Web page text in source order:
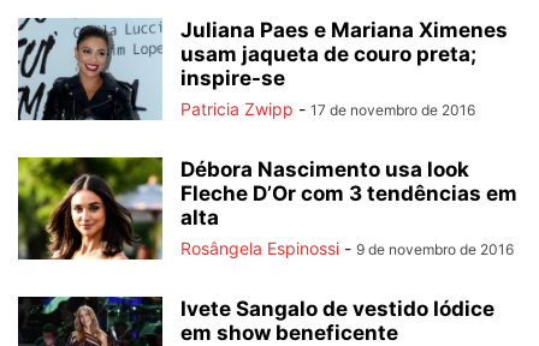
Juliana Paes e Mariana Ximenes
usam jaqueta de couro preta;
inspire-se
Patricia Zwipp - 17 de novembro de 2016
Débora Nascimento usa look
Fleche D’Or com 3 tendências em
alta
Rosângela Espinossi - 9 de novembro de 2016
Ivete Sangalo de vestido Iódice
em show beneficente